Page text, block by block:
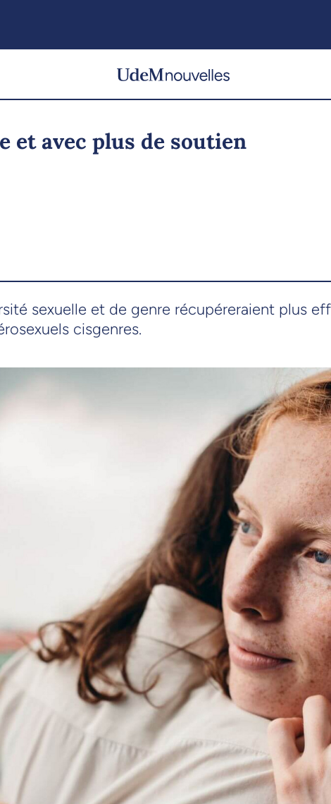
et avec plus de soutien
sexuelle et de genre récupéreraient plus
cisgenres.